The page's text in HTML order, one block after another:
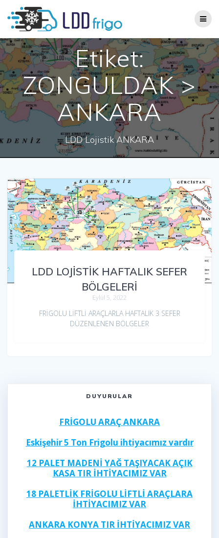
content
Etiket:
ZONGULDAK >
ANKARA
LDD Lojistik ANKARA
LDD LOJİSTİK HAFTALIK SEFER
BÖLGELERİ
Eylül 5, 2022
FRİGOLU LİFTLİ ARAÇLARLA HAFTALIK 3 SEFER
DÜZENLENEN BÖLGELER
DUYURULAR
FRİGOLU ARAÇ ANKARA
Eskişehir 5 Ton Frigolu ihtiyacımız vardır
12 PALET MADENİ YAĞ TAŞIYACAK AÇIK
KASA TIR İHTİYACIMIZ VAR
18 PALETLİK FRİGOLU LİFTLİ ARAÇLARA
İHTİYACIMIZ VAR
ANKARA KONYA TIR İHTİYACIMIZ VAR